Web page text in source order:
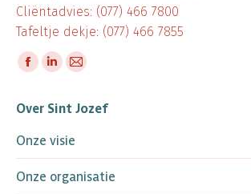
Cliëntadvies: (077) 466 7800
Tafeltje dekje: (077) 466 7855
Vind ons op:
Facebook
opens
new
window
Linkedin
opens
in
new
window
Mail
opens
new
window
Over Sint Jozef
Onze visie
Onze organisatie